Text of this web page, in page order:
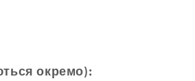
окремо):